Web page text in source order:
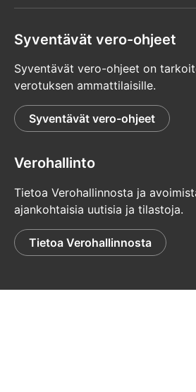
Syventävät vero-ohjeet
Syventävät vero-ohjeet on
verotuksen ammattilaisille.
Syventävät vero-ohjeet
Verohallinto
Tietoa Verohallinnosta ja
ajankohtaisia uutisia ja tilastoja.
Tietoa Verohallinnosta